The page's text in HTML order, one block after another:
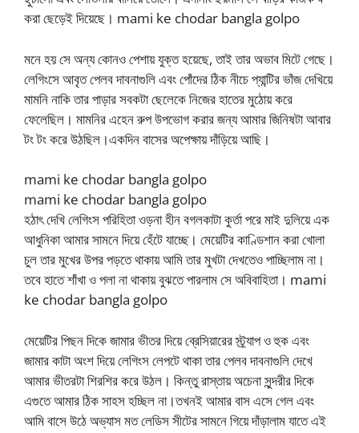
করা ছেড়েই দিয়েছে। mami ke chodar bangla golpo
মনে হয় সে অন্য কোনও পেশায় যুক্ত হয়েছে, তাই তার অভাব মিটে গেছে।
লেগিংসে আবৃত পেলব দাবনাগুলি এবং পোঁদের ঠিক নীচে প্যান্টির ভাঁজ দেখিয়ে
মামনি নাকি তার পাড়ার সবকটা ছেলেকে নিজের হাতের মুঠোয় করে
ফেলেছিল। মামনির এহেন রুপ উপভোগ করার জন্য আমার জিনিষটা আবার
টং টং করে উঠছিল।একদিন বাসের অপেক্ষায় দাঁড়িয়ে আছি।
mami ke chodar bangla golpo
mami ke chodar bangla golpo
হঠাৎ দেখি লেগিংস পরিহিতা ওড়না হীন বগলকাটা কুর্তা পরে মাই দুলিয়ে এক
আধুনিকা আমার সামনে দিয়ে হেঁটে যাচ্ছে। মেয়েটির কাণ্ডিশান করা খোলা
চুল তার মুখের উপর পড়তে থাকায় আমি তার মুখটা দেখতেও পাচ্ছিলাম না।
তবে হাতে শাঁখা ও পলা না থাকায় বুঝতে পারলাম সে অবিবাহিতা। mami
ke chodar bangla golpo
মেয়েটির পিছন দিকে জামার ভীতর দিয়ে ব্রেসিয়ারের স্ট্র্যাপ ও হুক এবং
জামার কাটা অংশ দিয়ে লেগিংস লেপটে থাকা তার পেলব দাবনাগুলি দেখে
আমার ভীতরটা শিরশির করে উঠল। কিন্তু রাস্তায় অচেনা সুন্দরীর দিকে
এগুতে আমার ঠিক সাহস হচ্ছিল না।তখনই আমার বাস এসে গেল এবং
আমি বাসে উঠে অভ্যাস মত লেডিস সীটের সামনে গিয়ে দাঁড়ালাম যাতে এই